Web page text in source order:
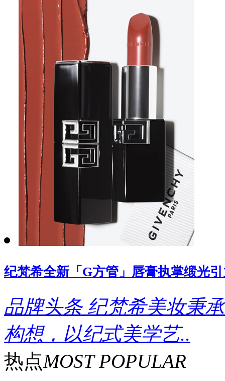
纪梵希全新「G方管」唇膏执掌缎光
品牌头条 纪梵希美妆秉
构想，以纪式美学艺..
热点MOST POPULAR